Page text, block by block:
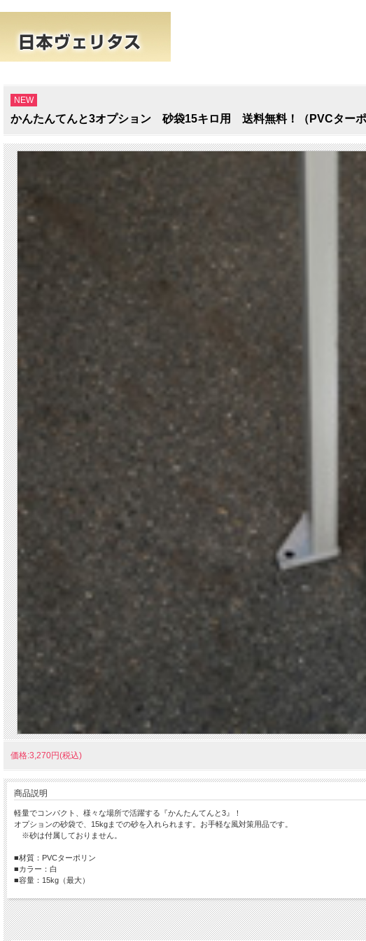
NEW
かんたんてんと3オプション 砂袋15キロ用 送料無料！（PVCター
価格:3,270円(税込)
商品説明
軽量でコンパクト、様々な場所で活躍する『かんたんてんと3』！
オプションの砂袋で、15kgまでの砂を入れられます。お手軽な風対策用品です。
※砂は付属しておりません。
■材質：PVCターポリン
■カラー：白
■容量：15kg（最大）